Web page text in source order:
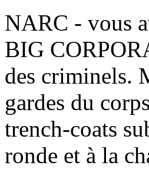
NARC - vous
BIG
des criminels.
gardes du
trench-coats
ronde et à la